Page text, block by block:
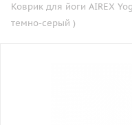
Коврик для йоги AIREX
темно-серый )